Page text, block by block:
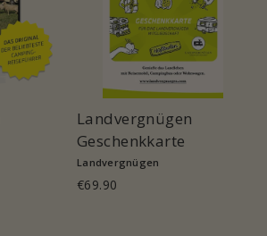
Landvergnügen
Geschenkkarte
Landvergnügen
€69.90